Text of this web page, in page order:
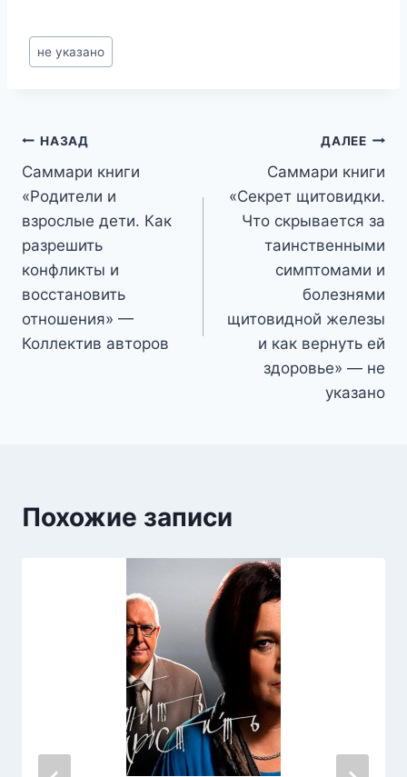
Метки
записи:
не указано
Навигация
по
записям
НАЗАД
Саммари книги
«Родители и
взрослые дети. Как
разрешить
конфликты и
восстановить
отношения» —
Коллектив авторов
ДАЛЕЕ
Саммари книги
«Секрет щитовидки.
Что скрывается за
таинственными
симптомами и
болезнями
щитовидной железы
и как вернуть ей
здоровье» — не
указано
Похожие записи